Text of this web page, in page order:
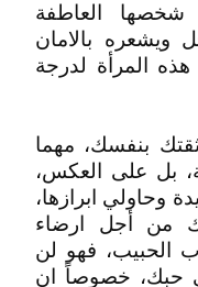
شخصها العاطفة
ويشعره بالامان
المرأة لدرجة
بنفسك، مهما
بل على العكس،
وحاولي ابرازها،
من أجل ارضاء
الحبيب، فهو لن
حبك، خصوصاً ان